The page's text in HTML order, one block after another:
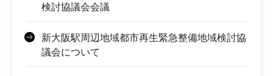
検討協議会会議
新大阪駅周辺地域都市再生緊急整備地域検討協
議会について